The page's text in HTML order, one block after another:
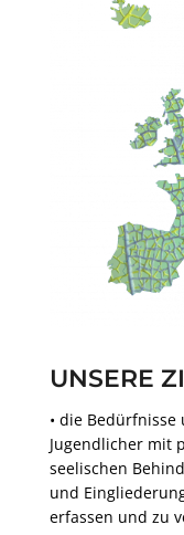
UNSERE
• die
Jugendlicher mit
seelischen
und
erfassen und zu